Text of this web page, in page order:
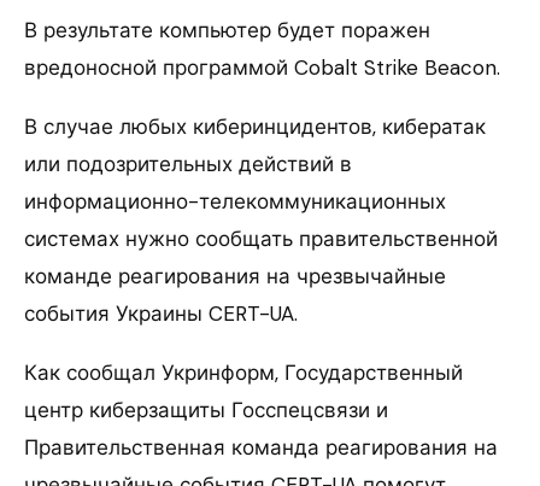
В результате компьютер будет поражен
вредоносной программой Cobalt Strike Beacon.
В случае любых киберинцидентов, кибератак
или подозрительных действий в
информационно-телекоммуникационных
системах нужно сообщать правительственной
команде реагирования на чрезвычайные
события Украины CERT-UA.
Как сообщал Укринформ, Государственный
центр киберзащиты Госспецсвязи и
Правительственная команда реагирования на